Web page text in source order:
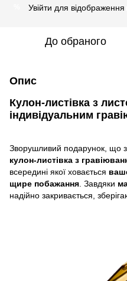
Увійти для відображення
До обраного
Опис
Кулон-листівка з
індивідуальним
Зворушливий подарунок, що
кулон-листівка з
всередині якої ховається
щире побажання . Завдяки
надійно закривається,